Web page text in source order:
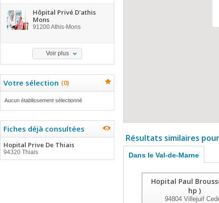
Hôpital Privé D'athis
Mons
91200Athis-Mons
Voir plus
Votre sélection (0)
Aucun établissement sélectionné
Fiches déjà consultées
Hopital Prive De Thiais
94320 Thiais
Résultats similaires
Dans le Val-de-Marne
Hopital Paul
hp )
94804Villejuif